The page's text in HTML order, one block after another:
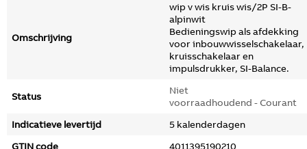
Omschrijving
wip v wis kruis wis/2P SI-B-
alpinwit
Bedieningswip als afdekking
voor inbouwwisselschakelaar,
kruisschakelaar en
impulsdrukker, SI-Balance.
Status
Niet
voorraadhoudend - Courant
Indicatieve levertijd
5 kalenderdagen
GTIN code
4011395190210